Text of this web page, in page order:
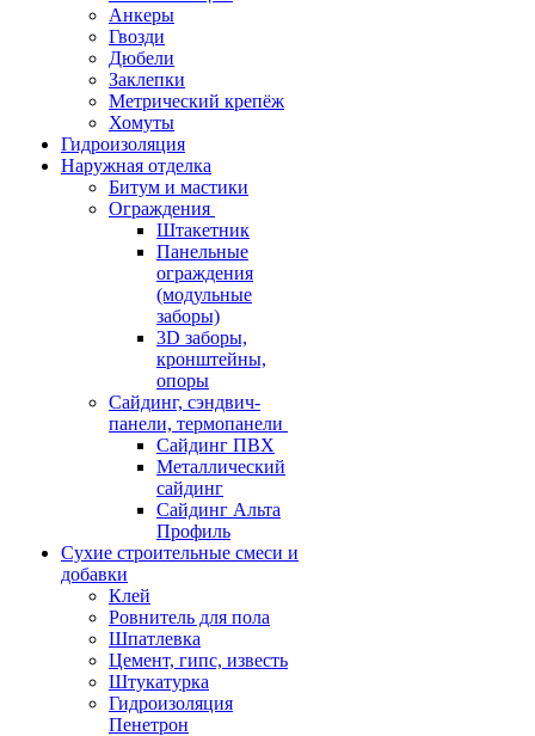
Анкеры
Гвозди
Дюбели
Заклепки
Метрический крепёж
Хомуты
Гидроизоляция
Наружная отделка
Битум и мастики
Ограждения
Штакетник
Панельные
ограждения
(модульные
заборы)
3D заборы,
кронштейны,
опоры
Cайдинг, сэндвич-
панели, термопанели
Сайдинг ПВХ
Металлический
сайдинг
Сайдинг Альта
Профиль
Сухие строительные смеси и
добавки
Клей
Ровнитель для пола
Шпатлевка
Цемент, гипс, известь
Штукатурка
Гидроизоляция
Пенетрон